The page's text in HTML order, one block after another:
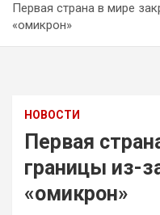
Первая страна в мире
«омикрон»
НОВОСТИ
Первая
границы из-
«омикрон»